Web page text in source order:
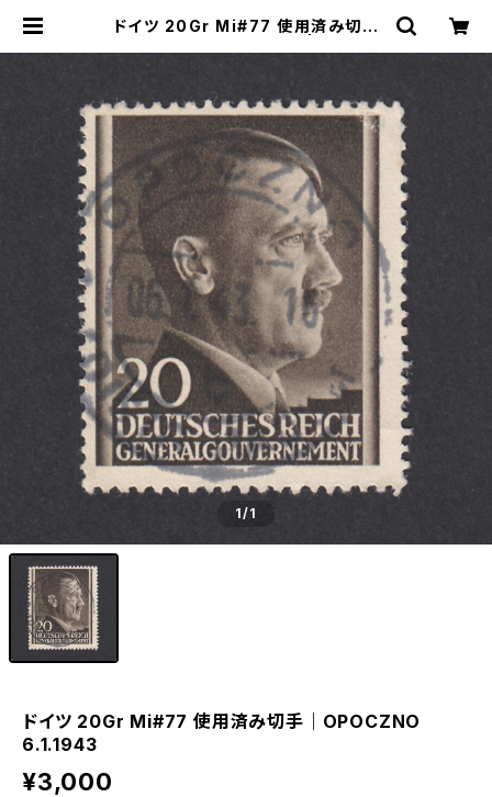
ドイツ 20Gr Mi#77 使用済み切手
タンプのネットショップ | Young St
amp
1/1
ドイツ 20Gr Mi#77 使用済み切手｜OPOCZNO
6.1.1943
¥3,000